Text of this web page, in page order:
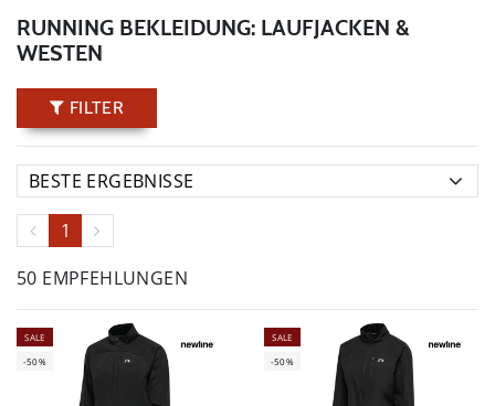
RUNNING BEKLEIDUNG: LAUFJACKEN &
WESTEN
FILTER
1
50 EMPFEHLUNGEN
SALE
-50%
SALE
-50%